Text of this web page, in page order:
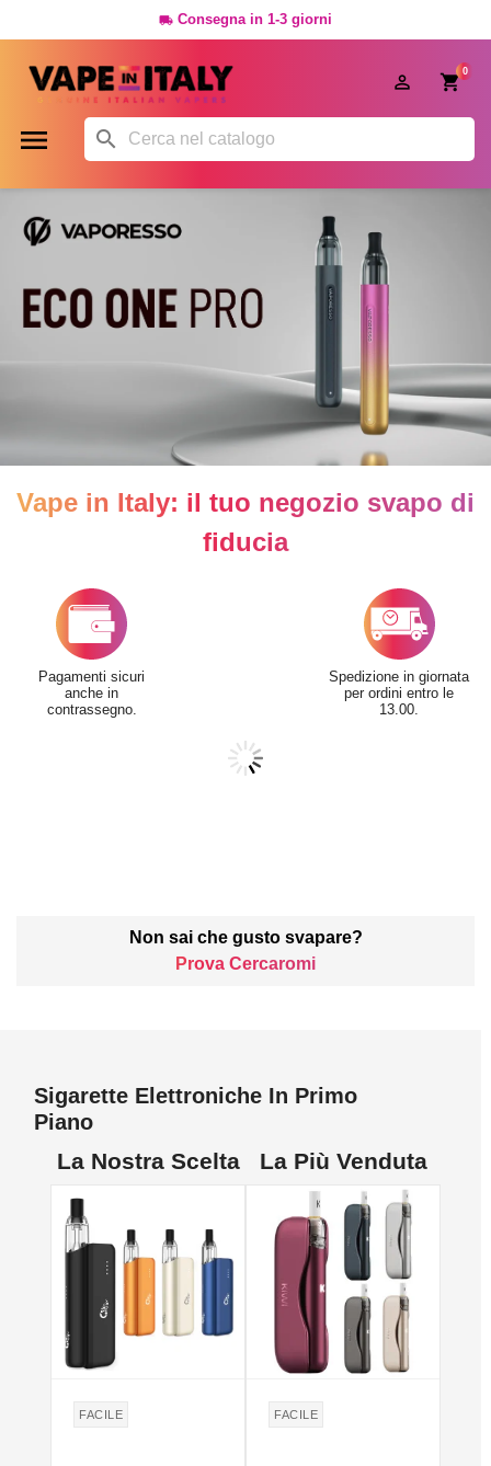
 Consegna in 1-3 giorni
0

 
Vape in Italy: il tuo negozio svapo di
fiducia
Pagamenti sicuri
anche in
contrassegno.
Spedizione in giornata
per ordini entro le
13.00.
Non sai che gusto svapare?
Prova Cercaromi
Sigarette Elettroniche In Primo
Piano
La Nostra Scelta
FACILE
La Più Venduta
FACILE
NON DISPONIBILE